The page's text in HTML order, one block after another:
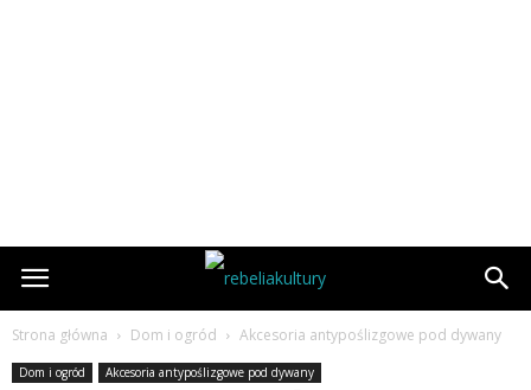
Strona główna Dom i ogród Akcesoria antypoślizgowe pod dywany
Dom i ogród Akcesoria antypoślizgowe pod dywany